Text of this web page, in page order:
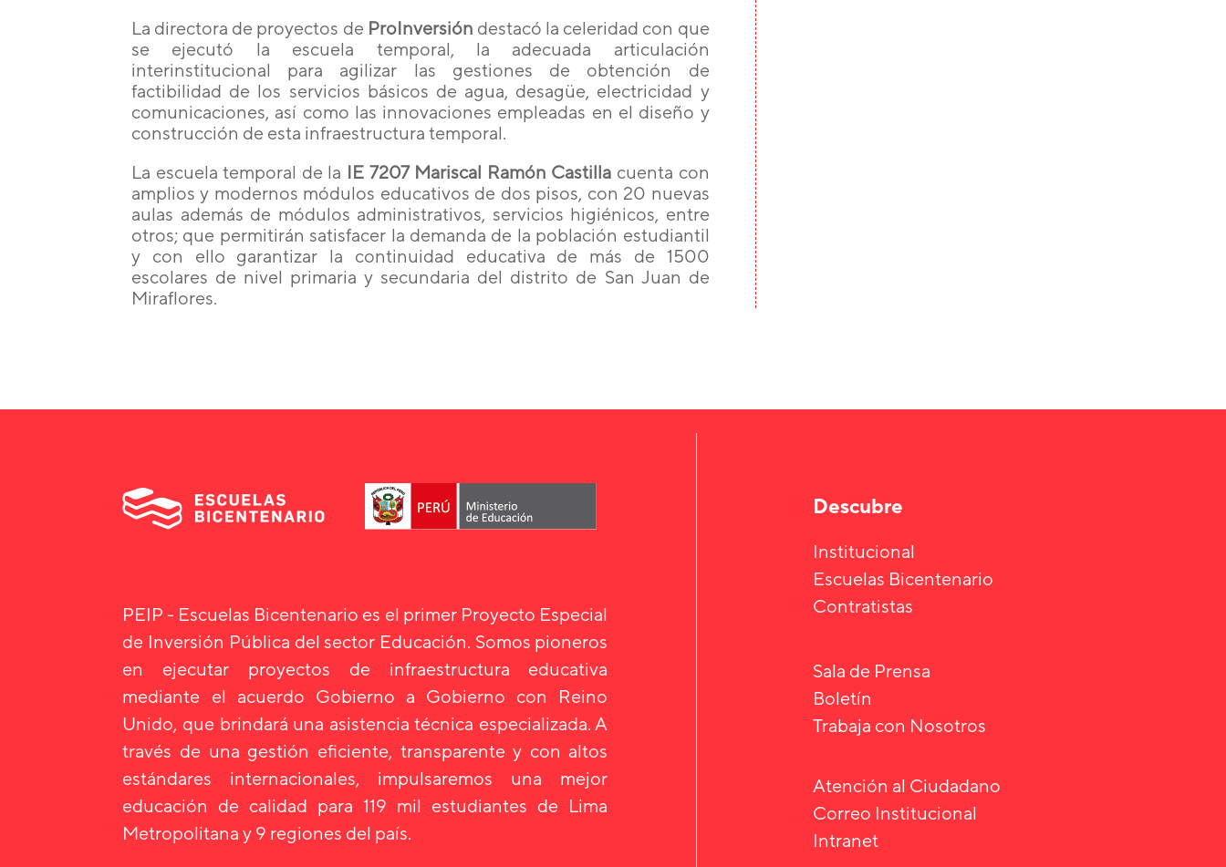
La directora de proyectos de ProInversión destacó la celeridad con que
se ejecutó la escuela temporal, la adecuada articulación
interinstitucional para agilizar las gestiones de obtención de
factibilidad de los servicios básicos de agua, desagüe, electricidad y
comunicaciones, así como las innovaciones empleadas en el diseño y
construcción de esta infraestructura temporal.
La escuela temporal de la IE 7207 Mariscal Ramón Castilla cuenta con
amplios y modernos módulos educativos de dos pisos, con 20 nuevas
aulas además de módulos administrativos, servicios higiénicos, entre
otros; que permitirán satisfacer la demanda de la población estudiantil
y con ello garantizar la continuidad educativa de más de 1500
escolares de nivel primaria y secundaria del distrito de San Juan de
Miraflores.
PEIP - Escuelas Bicentenario es el primer Proyecto Especial
de Inversión Pública del sector Educación. Somos pioneros
en ejecutar proyectos de infraestructura educativa
mediante el acuerdo Gobierno a Gobierno con Reino
Unido, que brindará una asistencia técnica especializada. A
través de una gestión eficiente, transparente y con altos
estándares internacionales, impulsaremos una mejor
educación de calidad para 119 mil estudiantes de Lima
Metropolitana y 9 regiones del país.
Descubre
Institucional
Escuelas Bicentenario
Contratistas
Sala de Prensa
Boletín
Trabaja con Nosotros
Atención al Ciudadano
Correo Institucional
Intranet